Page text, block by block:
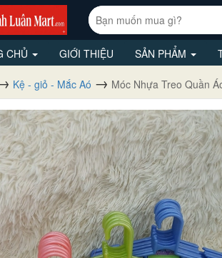
CHỦ GIỚI THIỆU SẢN PHẨM
Kệ - giỏ - Mắc Aó Móc Nhựa Treo Quần